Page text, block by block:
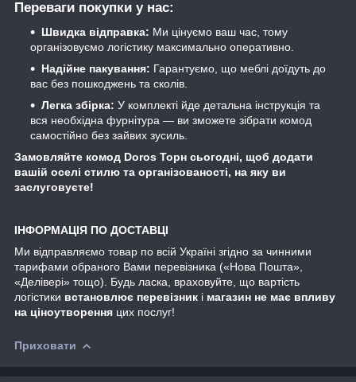
Переваги покупки у нас:
Швидка відправка: Ми цінуємо ваш час, тому
організовуємо логістику максимально оперативно.
Надійне пакування: Гарантуємо, що меблі доїдуть до
вас без пошкоджень та сколів.
Легка збірка: У комплекті йде детальна інструкція та
вся необхідна фурнітура — ви зможете зібрати комод
самостійно без зайвих зусиль.
Замовляйте комод Doros Торн сьогодні, щоб додати
вашій оселі стилю та організованості, на яку ви
заслуговуєте!
ІНФОРМАЦІЯ ПО ДОСТАВЦІ
Ми відправляємо товар по всій Україні згідно за чинними
тарифами обраного Вами перевізника («Нова Пошта»,
«Делівері» тощо). Будь ласка, враховуйте, що вартість
логістики встановлює перевізник і магазин не має впливу
на ціноутворення цих послуг!
Приховати